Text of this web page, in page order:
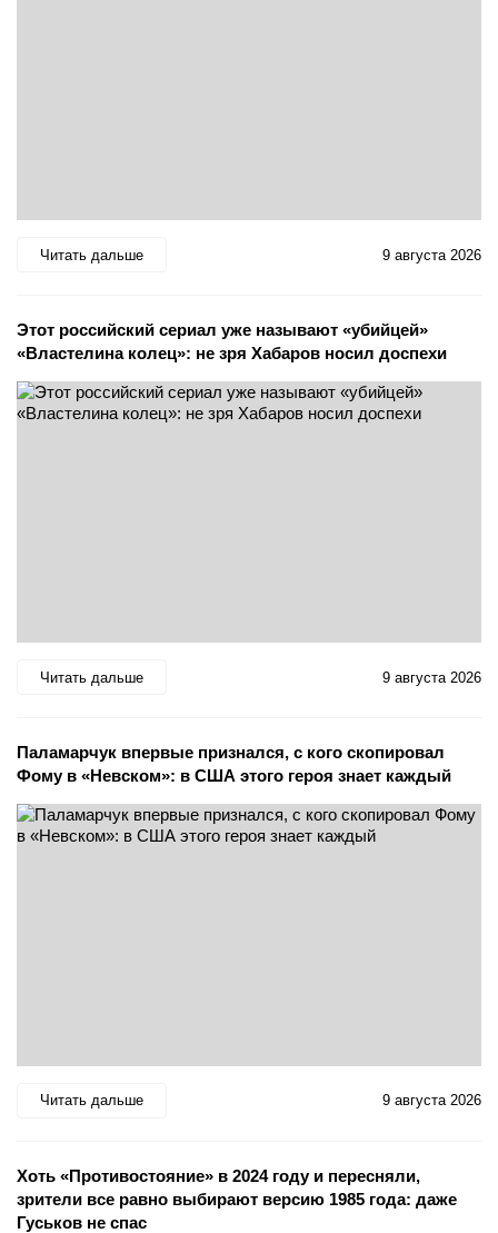
Читать дальше 9 августа 2026
Этот российский сериал уже называют «убийцей»
«Властелина колец»: не зря Хабаров носил доспехи
Читать дальше 9 августа 2026
Паламарчук впервые признался, с кого скопировал
Фому в «Невском»: в США этого героя знает каждый
Читать дальше 9 августа 2026
Хоть «Противостояние» в 2024 году и пересняли,
зрители все равно выбирают версию 1985 года: даже
Гуськов не спас